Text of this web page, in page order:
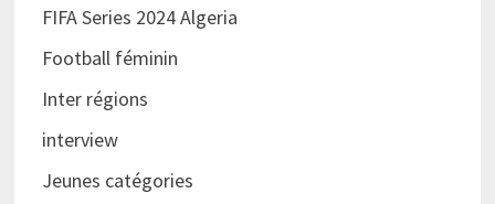
FIFA Series 2024 Algeria
Football féminin
Inter régions
interview
Jeunes catégories